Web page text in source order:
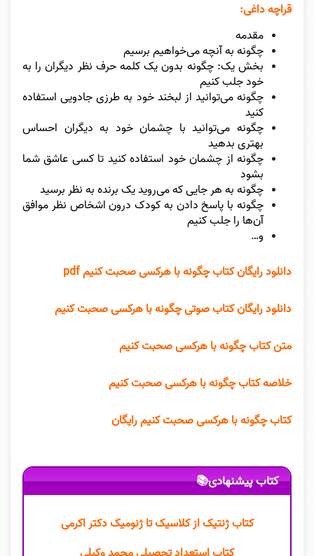
قراچه داغی:
مقدمه
چگونه به آنچه مى‌خواهیم برسیم
بخش یک: چگونه بدون یک کلمه حرف نظر دیگران را به
خود جلب کنیم
چگونه می‌توانید از لبخند خود به طرزی جادویی استفاده
کنید
چگونه مى‌توانید با چشمان خود به دیگران احساس
بهترى بدهید
چگونه از چشمان خود استفاده کنید تا کسى عاشق شما
بشود
چگونه به هر جایی که می‌روید یک برنده به نظر برسید
چگونه با پاسخ دادن به کودک درون اشخاص نظر موافق
آن‌ها را جلب کنیم
و…
دانلود رایگان کتاب چگونه با هرکسی صحبت کنیم pdf
دانلود رایگان کتاب صوتی چگونه با هرکسی صحبت کنیم
متن کتاب چگونه با هرکسی صحبت کنیم
خلاصه کتاب چگونه با هرکسی صحبت کنیم
کتاب چگونه با هرکسی صحبت کنیم رایگان
کتاب پیشنهادی📚
کتاب ژنتیک از کلاسیک تا ژنومیک دکتر اکرمی